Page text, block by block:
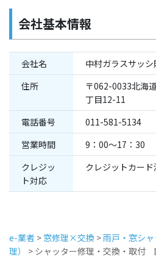
会社基本情報
会社名
中村ガラスサッ
住所
〒062-0033北海
丁目12-11
電話番号
011-581-5134
営業時間
9：00～17：30
クレジッ
ト対応
クレジットカー
e-業者 > 窓修理×交換 >雨戸・窓シ
理）
> シャッター修理・交換・取